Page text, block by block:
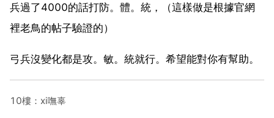
兵過了4000的話打防。體。統，（這樣做是根據官網
裡老鳥的帖子驗證的）
弓兵沒變化都是攻。敏。統就行。希望能對你有幫助。
10樓：xi嘸辜